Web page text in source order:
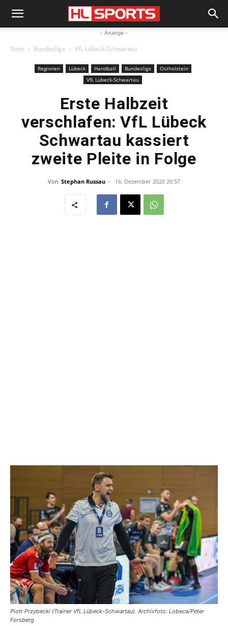
- Anzeige -
Start Bundesliga VfL Lübeck-Schwartau
Regionen Lübeck Handball Bundesliga
Ostholstein
VfL Lübeck-Schwartau
Erste Halbzeit
verschlafen: VfL Lübeck
Schwartau kassiert
zweite Pleite in Folge
Von Stephan Russau - 16. Dezember 2020 20:57
Piotr Przybecki (Trainer VfL Lübeck-Schwartau). Archivfoto: Lobeca/Peter
Forsberg